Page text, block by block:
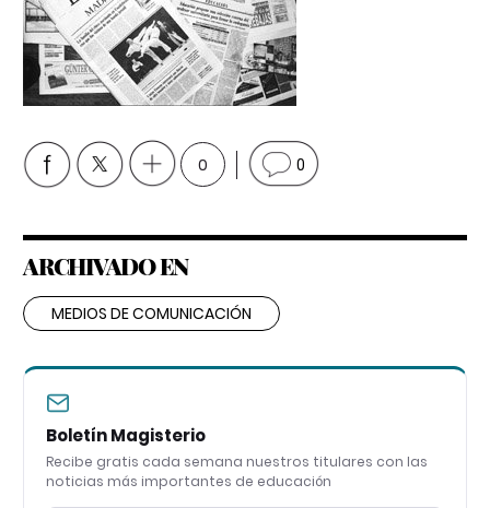
0 0
ARCHIVADO EN
MEDIOS DE COMUNICACIÓN
Boletín Magisterio
Recibe gratis cada semana nuestros titulares con las
noticias más importantes de educación